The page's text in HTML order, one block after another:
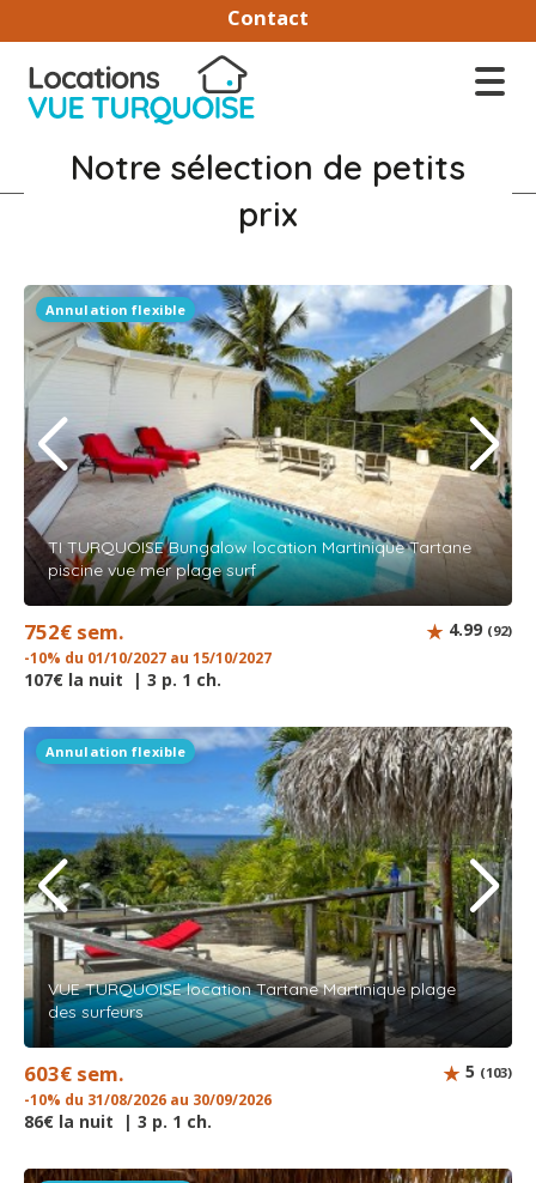
Contact
Notre sélection de petits
prix
Annulation flexible
TI TURQUOISE Bungalow location Martinique Tartane
piscine vue mer plage surf
752€ sem.
-10% du 01/10/2027 au 15/10/2027
107€ la nuit | 3 p. 1 ch.
4.99 (92)
Annulation flexible
VUE TURQUOISE location Tartane Martinique plage
des surfeurs
603€ sem.
-10% du 31/08/2026 au 30/09/2026
86€ la nuit | 3 p. 1 ch.
5 (103)